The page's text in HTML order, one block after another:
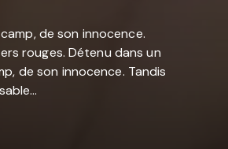
de son innocence.
rouges. Détenu dans un
de son innocence. Tandis